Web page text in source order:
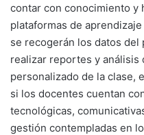
contar con conocimiento y
plataformas de
se recogerán los datos
realizar reportes y análisis
personalizado de la clase,
si los docentes cuentan
tecnológicas,
gestión contempladas en